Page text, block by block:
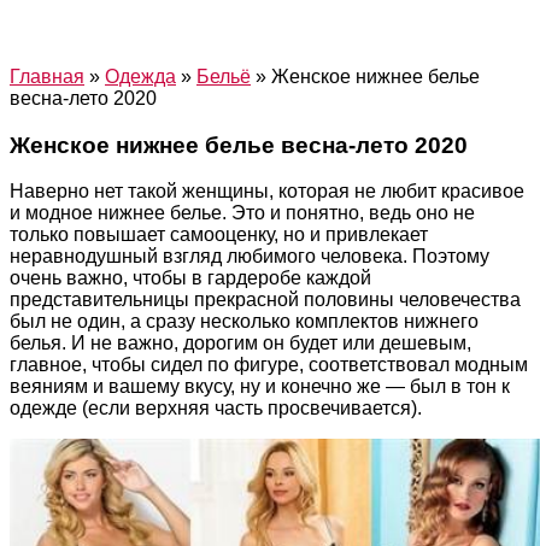
Главная » Одежда » Бельё » Женское нижнее белье
весна-лето 2020
Женское нижнее белье весна-лето 2020
Наверно нет такой женщины, которая не любит красивое
и модное нижнее белье. Это и понятно, ведь оно не
только повышает самооценку, но и привлекает
неравнодушный взгляд любимого человека. Поэтому
очень важно, чтобы в гардеробе каждой
представительницы прекрасной половины человечества
был не один, а сразу несколько комплектов нижнего
белья. И не важно, дорогим он будет или дешевым,
главное, чтобы сидел по фигуре, соответствовал модным
веяниям и вашему вкусу, ну и конечно же — был в тон к
одежде (если верхняя часть просвечивается).